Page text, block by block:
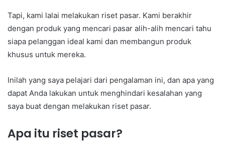
Tapi, kami lalai melakukan riset pasar. Kami berakhir
dengan produk yang mencari pasar alih-alih mencari tahu
siapa pelanggan ideal kami dan membangun produk
khusus untuk mereka.
Inilah yang saya pelajari dari pengalaman ini, dan apa yang
dapat Anda lakukan untuk menghindari kesalahan yang
saya buat dengan melakukan riset pasar.
Apa itu riset pasar?